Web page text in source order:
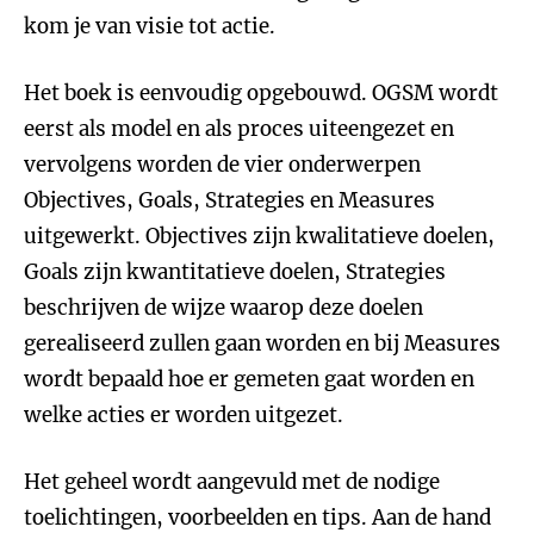
kom je van visie tot actie.
Het boek is eenvoudig opgebouwd. OGSM wordt
eerst als model en als proces uiteengezet en
vervolgens worden de vier onderwerpen
Objectives, Goals, Strategies en Measures
uitgewerkt. Objectives zijn kwalitatieve doelen,
Goals zijn kwantitatieve doelen, Strategies
beschrijven de wijze waarop deze doelen
gerealiseerd zullen gaan worden en bij Measures
wordt bepaald hoe er gemeten gaat worden en
welke acties er worden uitgezet.
Het geheel wordt aangevuld met de nodige
toelichtingen, voorbeelden en tips. Aan de hand